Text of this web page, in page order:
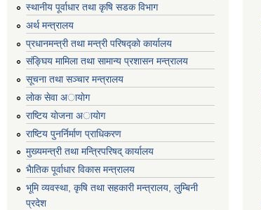
स्थानीय पूर्वाधार तथा कृषि सडक विभाग
अर्थ मन्त्रालय
प्रधानमन्त्री तथा मन्त्री परिषद्काे कार्यालय
संङ्घिय मामिला तथा सामान्य प्रशासन मन्त्रालय
सूचना तथा सञ्चार मन्त्रालय
लाेक सेवा अायाेग
राष्टिय याेजना अायाेग
राष्टिय पुनर्निर्माण प्राधिकरण
मुख्यमन्त्री तथा मन्त्रिपरिषद् कार्यालय
भैातिक पूर्वाधार विकास मन्त्रालय
भूमि व्यवस्था, कृषि तथा सहकारी मन्त्रालय, लु्म्बिनी
प्रदेश